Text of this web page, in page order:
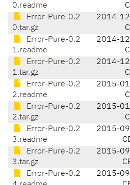
0.readme
Error-Pure-0.2
0.tar.gz
2014-
Error-Pure-0.2
1.readme
2014-
Error-Pure-0.2
1.tar.gz
2014-
Error-Pure-0.2
2.readme
2015-
Error-Pure-0.2
2.tar.gz
2015-
Error-Pure-0.2
3.readme
2015-
Error-Pure-0.2
3.tar.gz
2015-
Error-Pure-0.2
2015-